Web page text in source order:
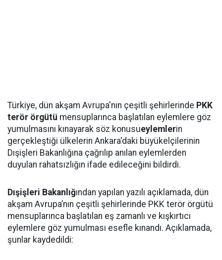
Türkiye, dün akşam Avrupa'nın çeşitli şehirlerinde PKK
terör örgütü mensuplarınca başlatılan eylemlere göz
yumulmasını kınayarak söz konusueylemlerin
gerçekleştiği ülkelerin Ankara'daki büyükelçilerinin
Dışişleri Bakanlığına çağrılıp anılan eylemlerden
duyulan rahatsızlığın ifade edileceğini bildirdi.
Dışişleri Bakanlığından yapılan yazılı açıklamada, dün
akşam Avrupa’nın çeşitli şehirlerinde PKK terör örgütü
mensuplarınca başlatılan eş zamanlı ve kışkırtıcı
eylemlere göz yumulması esefle kınandı. Açıklamada,
şunlar kaydedildi: